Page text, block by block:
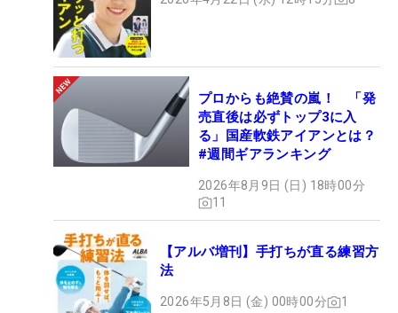
プロからも絶賛の嵐！ 「発
売直後は必ずトップ3に入
る」国産軟鉄アイアンとは？
#週間ギアランキング
2026年8月9日 (日) 18時00分
11
【アルバ増刊】手打ちが直る練習方
法
2026年5月8日 (金) 00時00分 1